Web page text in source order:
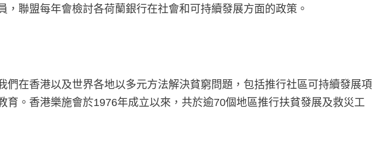
聯盟每年會檢討各荷蘭銀行在社會和可持續發展方面的政策。
在香港以及世界各地以多元方法解決貧窮問題，包括推行社區可持續發展項
。香港樂施會於1976年成立以來，共於逾70個地區推行扶貧發展及救災工